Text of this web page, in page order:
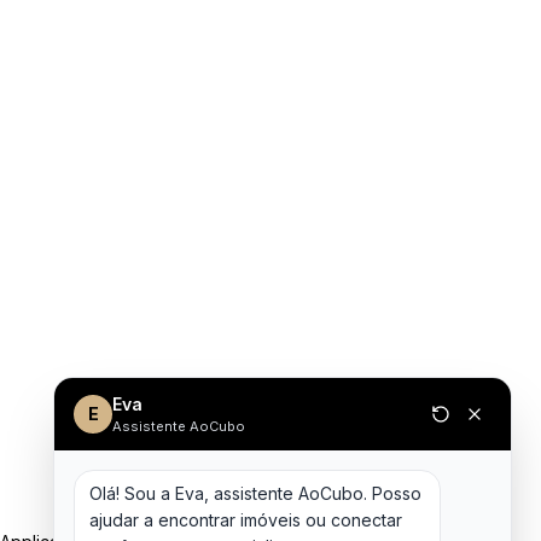
E Eva
Assistente AoCubo
Olá! Sou a Eva, assistente AoCubo. Posso
ajudar a encontrar imóveis ou conectar